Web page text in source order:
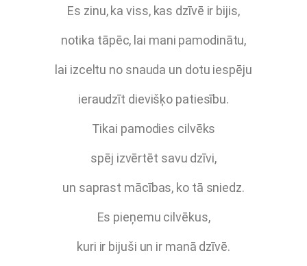
Es zinu, ka viss, kas dzīvē ir bijis,
notika tāpēc, lai mani pamodinātu,
lai izceltu no snauda un dotu iespēju
ieraudzīt dievišķo patiesību.
Tikai pamodies cilvēks
spēj izvērtēt savu dzīvi,
un saprast mācības, ko tā sniedz.
Es pieņemu cilvēkus,
kuri ir bijuši un ir manā dzīvē.